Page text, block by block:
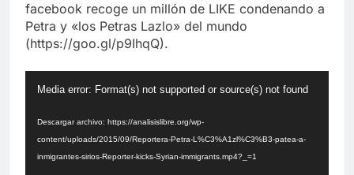
facebook recoge un millón de LIKE condenando a
Petra y «los Petras Lazlo» del mundo
(https://goo.gl/p9IhqQ).
deMedia error: Format(s) not supported or source(s) not found
Descargar archivo: https://analisislibre.org/wp-
content/uploads/2015/09/Reportera-Petra-L%C3%A1zl%C3%B3-patea-a-
inmigrantes-sirios-Reporter-kicks-Syrian-immigrants.mp4?_=1